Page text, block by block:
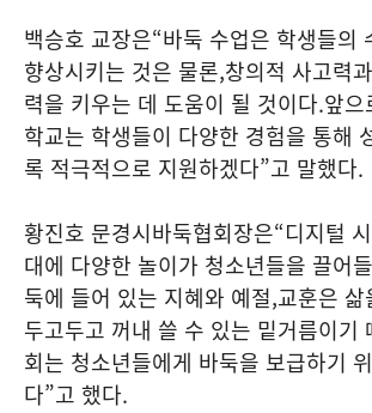
백승호 교장은“바둑 수업은 학생들의
향상시키는 것은 물론,창의적 사고력
력을 키우는 데 도움이 될 것이다.앞으
학교는 학생들이 다양한 경험을 통해
록 적극적으로 지원하겠다”고 말했다.
황진호 문경시바둑협회장은“디지털
대에 다양한 놀이가 청소년들을 끌어
둑에 들어 있는 지혜와 예절,교훈은 삶
두고두고 꺼내 쓸 수 있는 밑거름이기
회는 청소년들에게 바둑을 보급하기
다”고 했다.